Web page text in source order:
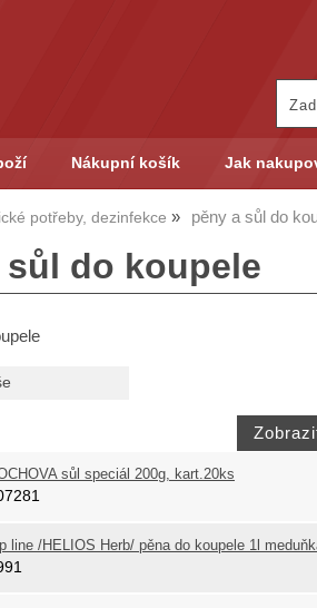
Nákupní košík Jak
potřeby, dezinfekce pěny a sůl do
sůl do koupele
sůl speciál 200g, kart.20ks
line /HELIOS Herb/ pěna do koupele 1l